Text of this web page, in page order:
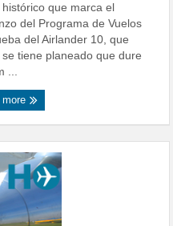
histórico que marca el
del Programa de Vuelos
del Airlander 10, que
se tiene planeado que dure
...
more